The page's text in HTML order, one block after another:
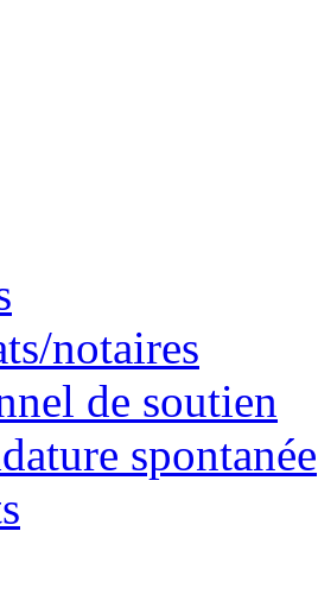
notaires
de soutien
spontanée